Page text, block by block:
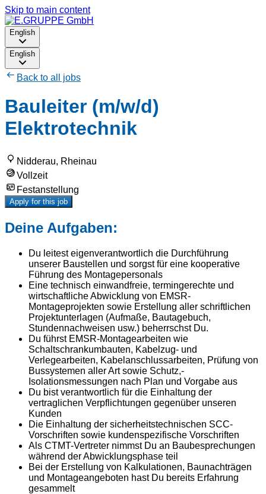
Skip to main content
English
English
Back to all jobs
Bauleiter (m/w/d)
Elektrotechnik
Nidderau, Rheinau
Vollzeit
Festanstellung
Apply for this job
Deine Aufgaben:
Du leitest eigenverantwortlich die Durchführung
unserer Baustellen und sorgst für eine kooperative
Führung des Montagepersonals
Eine technisch einwandfreie, termingerechte und
wirtschaftliche Abwicklung von EMSR-
Montageprojekten sowie Erstellung aller schriftlichen
Projektunterlagen (Aufmaße, Bautagebuch,
Stundennachweisen usw.) beherrschst Du.
Du führst EMSR-Montagearbeiten wie
Schaltschrankumbauten, Kabelzug- und
Verlegearbeiten, Kabelanschlussarbeiten, Prüfung von
Bussystemen aller Art sowie Schutz,-
Isolationsmessungen nach Plan und Vorgabe aus
Du bist verantwortlich für die Einhaltung der
vertraglichen Verpflichtungen gegenüber unseren
Kunden
Die Einhaltung der sicherheitstechnischen SCC-
Vorschriften sowie kundenspezifische Vorschriften
Als CTMT-Vertreter nimmst Du an Baubesprechungen
während der Abwicklungsphase teil
Bei der Erstellung von Kalkulationen, Baunachträgen
und Montageangeboten hast Du bereits Erfahrung
gesammelt